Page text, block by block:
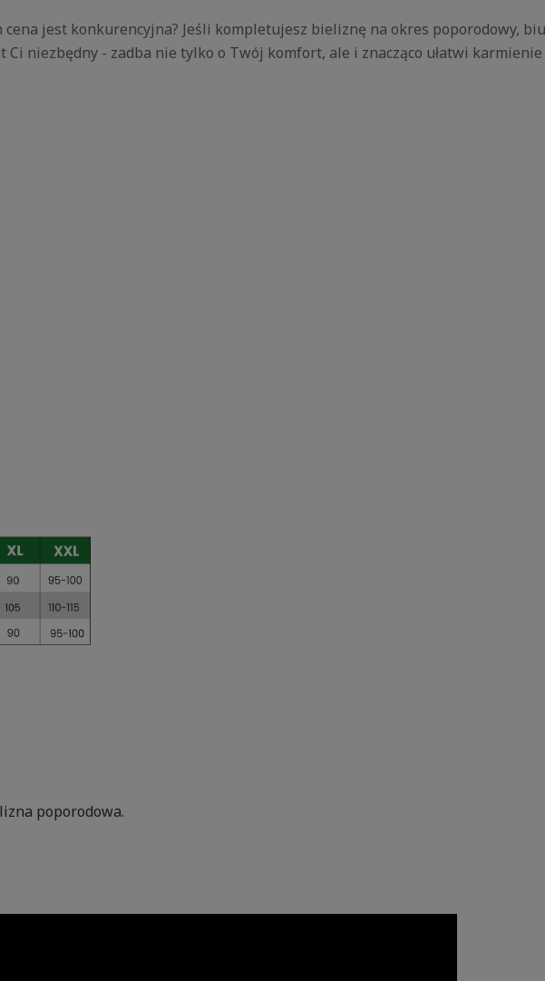
jest konkurencyjna? Jeśli kompletujesz bieliznę na okres poporodowy,
niezbędny - zadba nie tylko o Twój komfort, ale i znacząco ułatwi karmienie
poporodowa.